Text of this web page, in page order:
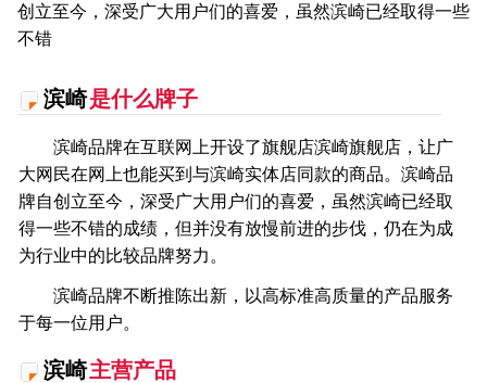
创立至今，深受广大用户们的喜爱，虽然滨崎已经取得一些
不错
滨崎是什么牌子
滨崎品牌在互联网上开设了旗舰店滨崎旗舰店，让广
大网民在网上也能买到与滨崎实体店同款的商品。滨崎品
牌自创立至今，深受广大用户们的喜爱，虽然滨崎已经取
得一些不错的成绩，但并没有放慢前进的步伐，仍在为成
为行业中的比较品牌努力。
滨崎品牌不断推陈出新，以高标准高质量的产品服务
于每一位用户。
滨崎主营产品